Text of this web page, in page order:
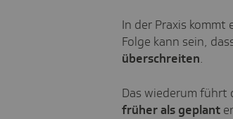
In der Praxis kommt
Folge kann sein,
überschreiten.
Das wiederum führt
früher als geplant